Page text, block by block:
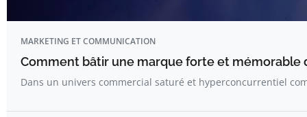
MARKETING ET COMMUNICATION
Comment bâtir une marque forte et mémorable
Dans un univers commercial saturé et hyperconcurrentiel